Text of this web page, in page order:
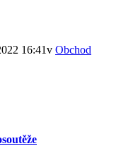
16:41v Obchod